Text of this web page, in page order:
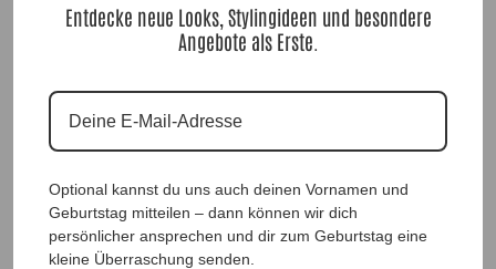
Entdecke neue Looks, Stylingideen und besondere
Angebote als Erste.
Optional kannst du uns auch deinen Vornamen und
Geburtstag mitteilen – dann können wir dich
persönlicher ansprechen und dir zum Geburtstag eine
kleine Überraschung senden.